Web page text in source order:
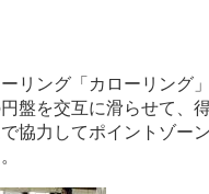
リング「カローリング
盤を交互に滑らせて、
協力してポイントゾー